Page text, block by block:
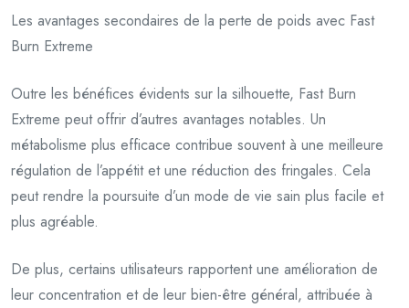
Les avantages secondaires de la perte de poids avec Fast
Burn Extreme
Outre les bénéfices évidents sur la silhouette, Fast Burn
Extreme peut offrir d’autres avantages notables. Un
métabolisme plus efficace contribue souvent à une meilleure
régulation de l’appétit et une réduction des fringales. Cela
peut rendre la poursuite d’un mode de vie sain plus facile et
plus agréable.
De plus, certains utilisateurs rapportent une amélioration de
leur concentration et de leur bien-être général, attribuée à